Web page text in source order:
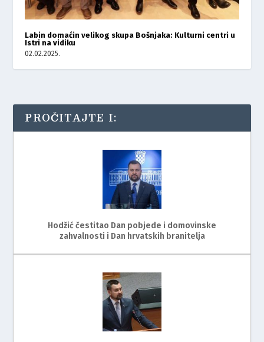
Labin domaćin velikog skupa Bošnjaka: Kulturni centri u
Istri na vidiku
02.02.2025.
PROČITAJTE I:
Hodžić čestitao Dan pobjede i domovinske
zahvalnosti i Dan hrvatskih branitelja